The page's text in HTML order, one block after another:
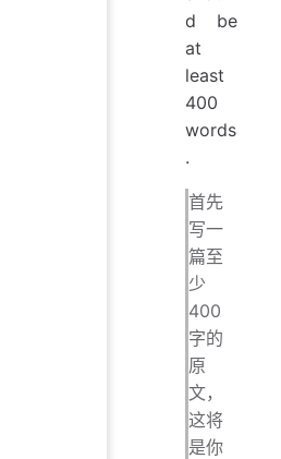
d be
at
least
400
words
.
首先
写一
篇至
少
400
字的
原
文，
这将
是你